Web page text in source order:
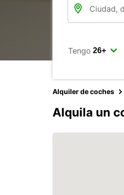
Tengo
Alquiler de coches
Alquila un